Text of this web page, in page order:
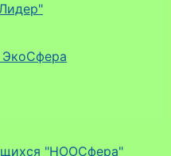
"НООСфера"